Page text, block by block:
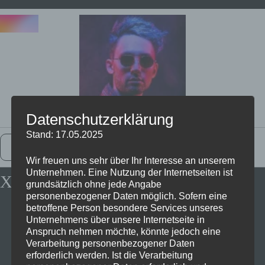
Xbox Series X Bei Saturn
Datenschutzerklärung
Stand: 17.05.2025
Wir freuen uns sehr über Ihr Interesse an unserem
Unternehmen. Eine Nutzung der Internetseiten ist
grundsätzlich ohne jede Angabe
personenbezogener Daten möglich. Sofern eine
betroffene Person besondere Services unseres
Unternehmens über unsere Internetseite in
Anspruch nehmen möchte, könnte jedoch eine
Verarbeitung personenbezogener Daten
erforderlich werden. Ist die Verarbeitung